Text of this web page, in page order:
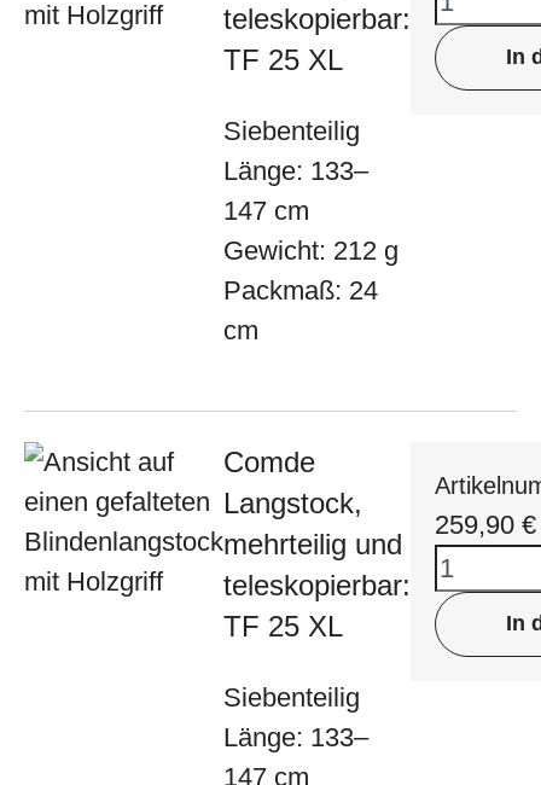
teleskopierbar:
TF 25 XL
Siebenteilig
Länge: 133–
147 cm
Gewicht: 212 g
Packmaß: 24
cm
In
Comde
Langstock,
mehrteilig und
teleskopierbar:
TF 25 XL
Siebenteilig
Länge: 133–
147 cm
259,90 €
In